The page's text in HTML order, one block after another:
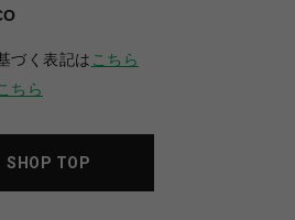
づく表記は こちら
こちら
SHOP TOP